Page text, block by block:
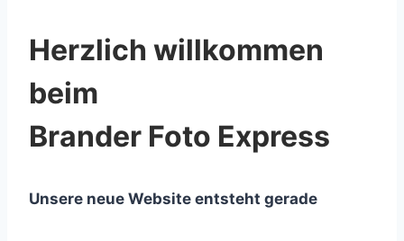
Herzlich willkommen
beim
Brander Foto Express
Unsere neue Website entsteht gerade